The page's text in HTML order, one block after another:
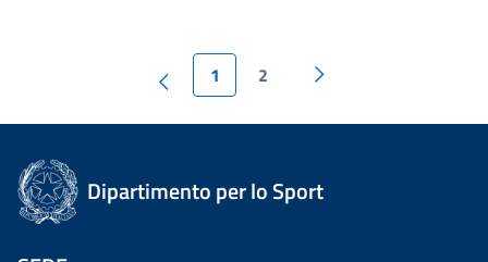
1 2
Dipartimento per lo Sport